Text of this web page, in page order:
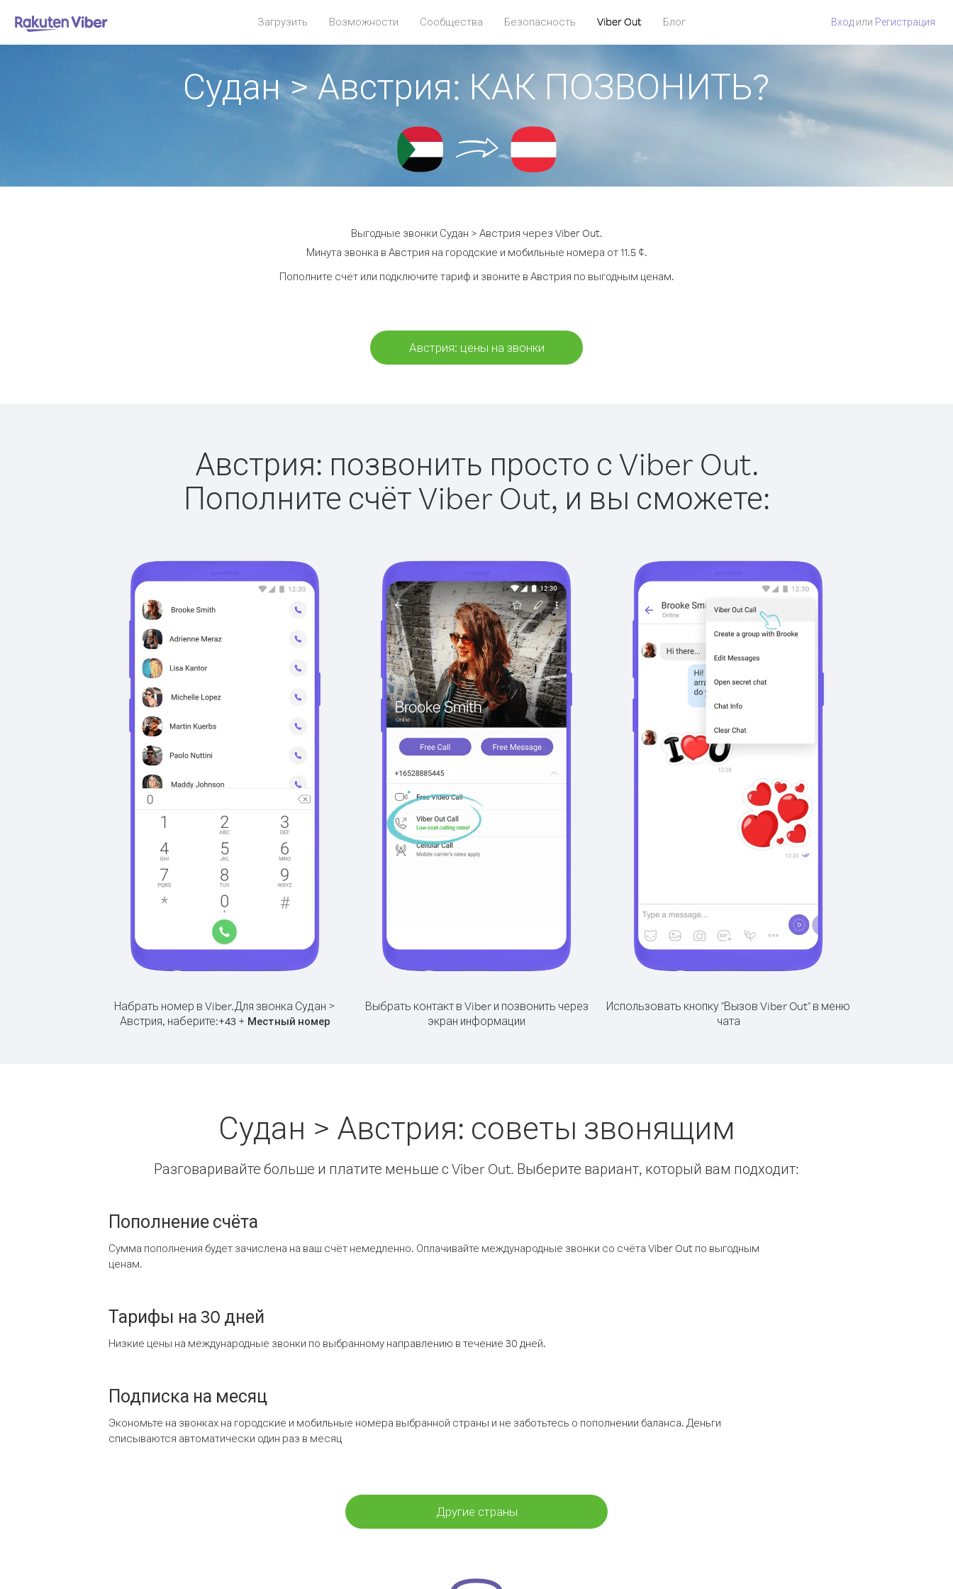
Загрузить Возможности Сообщества Безопасность Viber Out Блог Вход или Регистрация
Судан > Австрия: КАК ПОЗВОНИТЬ?
Выгодные звонки Судан > Австрия через Viber Out.
Минута звонка в Австрия на городские и мобильные номера от 11.5 ¢.
Пополните счёт или подключите тариф и звоните в Австрия по выгодным ценам.
Австрия: цены на звонки
Австрия: позвонить просто с Viber Out.
Пополните счёт Viber Out, и вы сможете:
Набрать номер в Viber.Для звонка Судан >
Австрия, наберите:+43+ Местный номер
Выбрать контакт в Viber и позвонить через
экран информации
Использовать кнопку "Вызов Viber Out" в меню
чата
Судан > Австрия: советы звонящим
Разговаривайте больше и платите меньше с Viber Out. Выберите вариант, который вам подходит:
Пополнение счёта
Сумма пополнения будет зачислена на ваш счёт немедленно. Оплачивайте международные звонки со счёта Viber Out по выгодным
ценам.
Тарифы на 30 дней
Низкие цены на международные звонки по выбранному направлению в течение 30 дней.
Подписка на месяц
Экономьте на звонках на городские и мобильные номера выбранной страны и не заботьтесь о пополнении баланса. Деньги
списываются автоматически один раз в месяц
Другие страны